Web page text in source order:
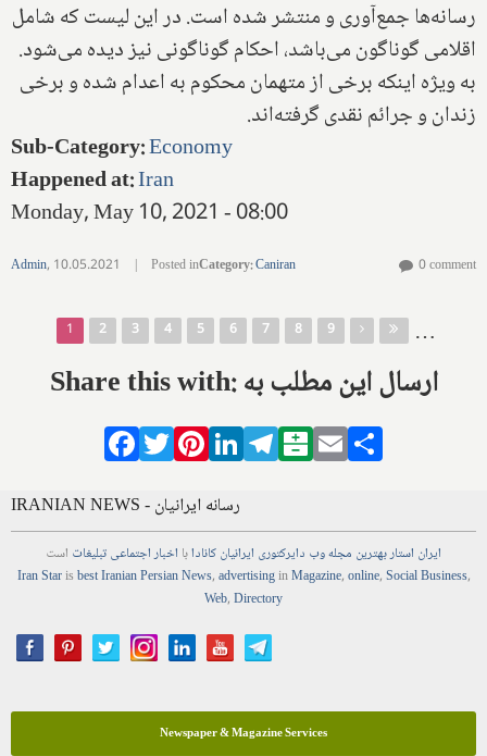
رسانه‌ها جمع‌آوری و منتشر شده است. در این لیست که شامل
اقلامی گوناگون می‌باشد، احکام گوناگونی نیز دیده می‌شود.
به ویژه اینکه برخی از متهمان محکوم به اعدام شده و برخی
زندان و جرائم نقدی گرفته‌اند.
Sub-Category:Economy
Happened at:Iran
Monday, May 10, 2021 - 08:00
Admin, 10.05.2021 | Posted inCategory:Caniran 0 comment
Pages
1 2 3 4 5 6 7 8 9 …
Share this with: ارسال این مطلب به
Facebook
TwitterPinterestLinkedIn
Telegram
Balatarin
Email
IRANIAN NEWS - رسانه ایرانیان
ایران استاربهترین مجلهوب دایرکتوری ایرانیان کانادابا اخباراجتماعیتبلیغات است
Iran Starisbest Iranian PersianNews,advertisinginMagazine,online,Social Business,
Web,Directory
Newspaper & Magazine Services